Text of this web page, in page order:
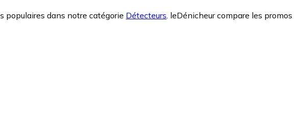
populaires dans notre catégorie Détecteurs. leDénicheur compare les promos